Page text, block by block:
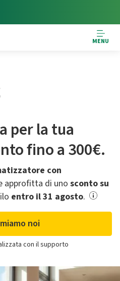
MENU
per la tua
fino a 300€.
con
approfitta di uno sconto su
entro il 31 agosto.
noi
con il supporto